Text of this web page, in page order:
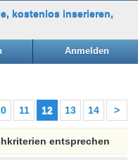
Anmelden
11 12 13 14 >
entsprechen